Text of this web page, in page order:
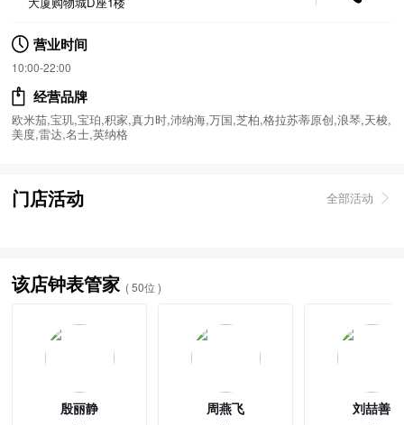
营业时间
10:00-22:00
经营品牌
欧米茄,宝玑,宝珀,积家,真力时,沛纳海,万国,芝柏,格拉苏蒂原创,浪琴,天梭,
美度,雷达,名士,英纳格
门店活动 全部活动
该店钟表管家 ( 50位 )
殷丽静 周燕飞 刘喆善